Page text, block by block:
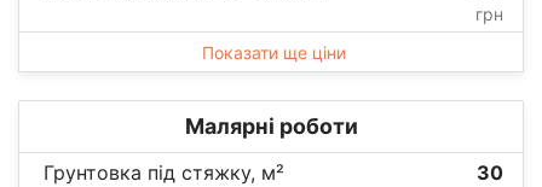
грн
Показати ще ціни
Малярні роботи
Грунтовка під стяжку, м² 30